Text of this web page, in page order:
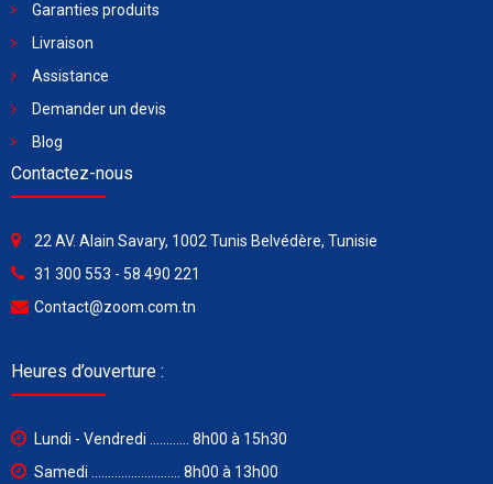
Garanties produits
Livraison
Assistance
Demander un devis
Blog
Contactez-nous
22 AV. Alain Savary, 1002 Tunis Belvédère, Tunisie
31 300 553 - 58 490 221
Contact@zoom.com.tn
Heures d’ouverture :
Lundi - Vendredi ............ 8h00 à 15h30
Samedi ........................... 8h00 à 13h00